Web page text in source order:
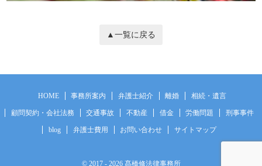
▲一覧に戻る
HOME 事務所案内 弁護士紹介 離婚 相続・遺言
顧問契約・会社法務 交通事故 不動産 借金 労働問題 刑事事件
blog 弁護士費用 お問い合わせ サイトマップ
© 2017 - 2026 髙橋修法律事務所